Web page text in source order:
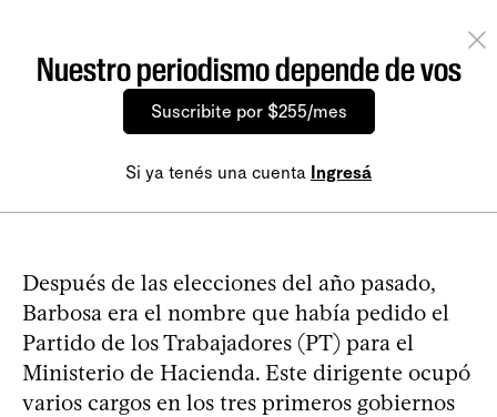
Nuestro periodismo depende de vos
Suscribite por $255/mes
Si ya tenés una cuenta Ingresá
Después de las elecciones del año pasado,
Barbosa era el nombre que había pedido el
Partido de los Trabajadores (PT) para el
Ministerio de Hacienda. Este dirigente ocupó
varios cargos en los tres primeros gobiernos